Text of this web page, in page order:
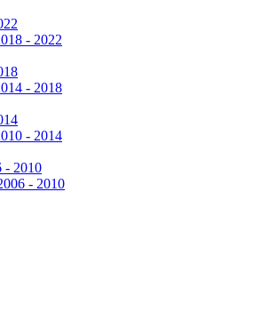
- 2022
- 2018
- 2014
- 2010
- 2010